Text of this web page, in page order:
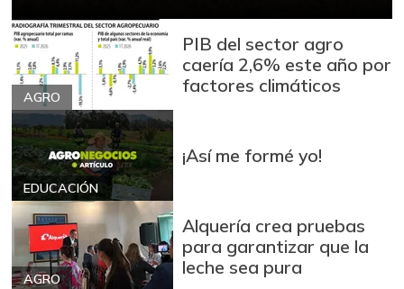
AGRO
PIB del sector agro
caería 2,6% este año por
factores climáticos
EDUCACIÓN
¡Así me formé yo!
AGRO
Alquería crea pruebas
para garantizar que la
leche sea pura